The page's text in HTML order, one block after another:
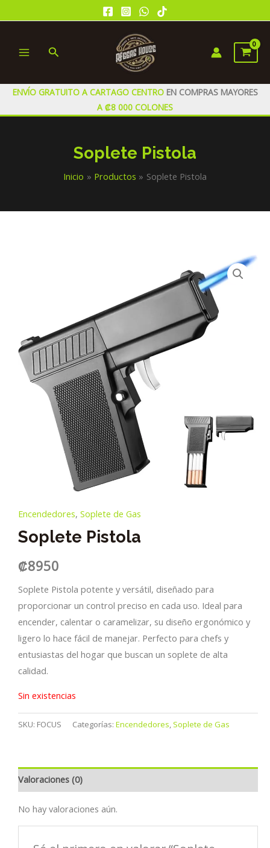
al
MENU
Buscar
ENVÍO GRATUITO A CARTAGO CENTRO EN COMPRAS MAYORES
A ₡8 000 COLONES
Soplete Pistola
Inicio Productos Soplete Pistola
Encendedores, Soplete de Gas
Soplete Pistola
₡8950
Soplete Pistola potente y versátil, diseñado para
proporcionar un control preciso en cada uso. Ideal para
encender, calentar o caramelizar, su diseño ergonómico y
ligero lo hace fácil de manejar. Perfecto para chefs y
entusiastas del hogar que buscan un soplete de alta
calidad.
Sin existencias
SKU: FOCUS Categorías: Encendedores, Soplete de Gas
Valoraciones (0)
No hay valoraciones aún.